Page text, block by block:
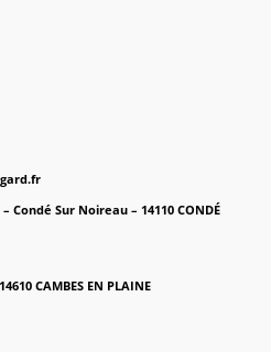
Condé Sur Noireau – 14110 CONDÉ
CAMBES EN PLAINE